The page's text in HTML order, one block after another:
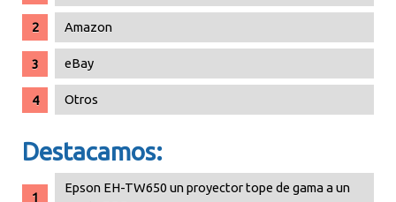
Amazon
eBay
Otros
Destacamos:
Epson EH-TW650 un proyector tope de gama a un